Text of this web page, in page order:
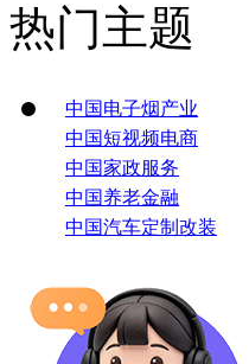
热门主题
中国电子烟产业
中国短视频电商
中国家政服务
中国养老金融
中国汽车定制改装